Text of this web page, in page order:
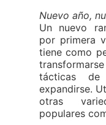
Nuevo año,
Un nuevo
por primera
tiene como
tácticas
expandirse.
otras
populares